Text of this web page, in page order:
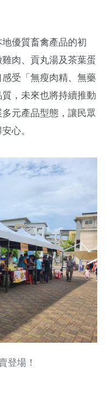
優質畜禽產品的初
肉、貢丸湯及茶葉蛋
受「無瘦肉精、無藥
，未來也將持續推動
元產品型態，讓民眾
心。
登場！